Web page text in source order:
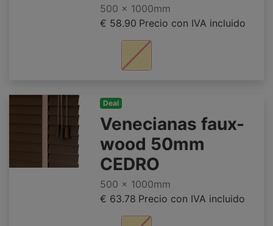
500 x 1000mm
€ 58.90 Precio con IVA incluido
Deal
Venecianas faux-
wood 50mm
CEDRO
500 x 1000mm
€ 63.78 Precio con IVA incluido